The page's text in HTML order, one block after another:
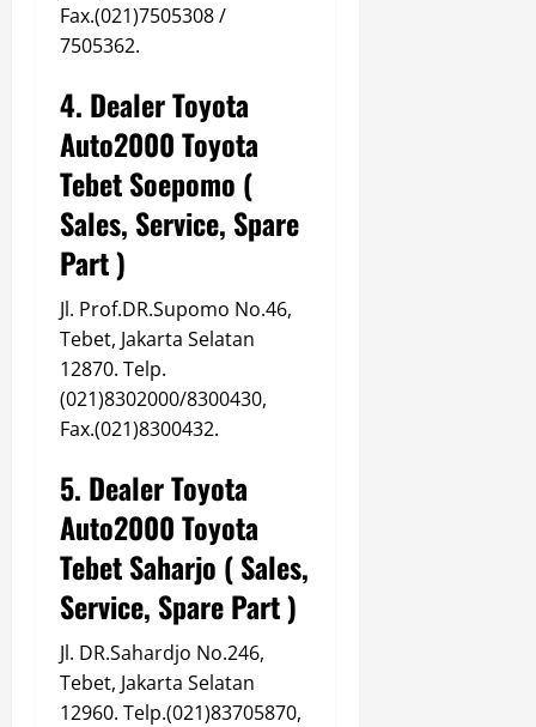
Fax.(021)7505308 /
7505362.
4. Dealer Toyota
Auto2000 Toyota
Tebet Soepomo (
Sales, Service, Spare
Part )
Jl. Prof.DR.Supomo No.46,
Tebet, Jakarta Selatan
12870. Telp.
(021)8302000/8300430,
Fax.(021)8300432.
5. Dealer Toyota
Auto2000 Toyota
Tebet Saharjo ( Sales,
Service, Spare Part )
Jl. DR.Sahardjo No.246,
Tebet, Jakarta Selatan
12960. Telp.(021)83705870,